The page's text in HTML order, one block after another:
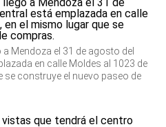
Mendoza el 31 de agosto del
en calle Moldes al 1023 de
se construye el nuevo paseo de